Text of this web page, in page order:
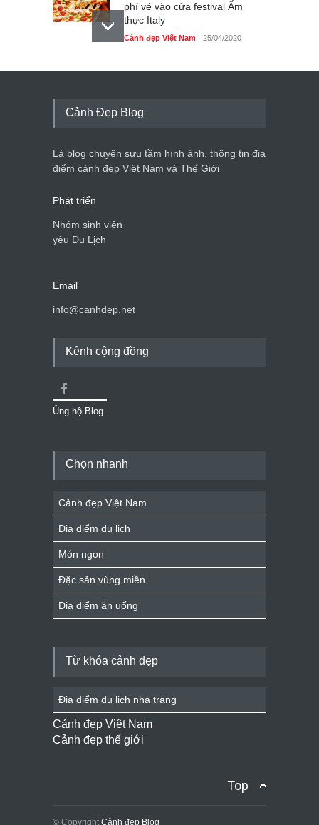
phí vé vào cửa festival Ẩm
thực Italy
Cảnh đẹp Việt Nam 25/04/2020
Tam giác mạch khoe sắc
du lịch quốc gia
Cảnh đẹp Việt Nam 24/04/2020
Cảnh Đẹp Blog
Là blog chuyên sưu tầm hình ảnh, thông tin địa
điểm cảnh đẹp Việt Nam và Thế Giới
Phát triển
Nhóm sinh viên
yêu Du Lịch
Email
info@canhdep.net
Kênh cộng đồng
Ủng hộ Blog
Chọn nhanh
Cảnh đẹp Việt Nam
Địa điểm du lịch
Món ngon
Đặc sản vùng miền
Địa điểm ăn uống
Từ khóa cảnh đẹp
Địa điểm du lịch nha trang
Cảnh đẹp Việt Nam
Cảnh đẹp thế giới
Top
© Copyright Cảnh đẹp Blog